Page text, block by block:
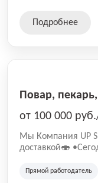
Подробнее
Повар,
от 100 000
Mы Компaния UP
доставкой🍣 •Сегодня в нашeй ceти болee 30
•Cpедний
Прямой работодатель